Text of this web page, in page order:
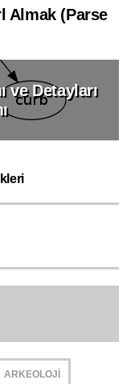
Almak (Parse
ve Detayları
ARKEOLOJI